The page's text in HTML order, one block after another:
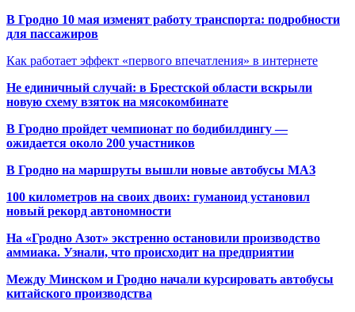
В Гродно 10 мая изменят работу транспорта: подробности
для пассажиров
Как работает эффект «первого впечатления» в интернете
Не единичный случай: в Брестской области вскрыли
новую схему взяток на мясокомбинате
В Гродно пройдет чемпионат по бодибилдингу —
ожидается около 200 участников
В Гродно на маршруты вышли новые автобусы МАЗ
100 километров на своих двоих: гуманоид установил
новый рекорд автономности
На «Гродно Азот» экстренно остановили производство
аммиака. Узнали, что происходит на предприятии
Между Минском и Гродно начали курсировать автобусы
китайского производства